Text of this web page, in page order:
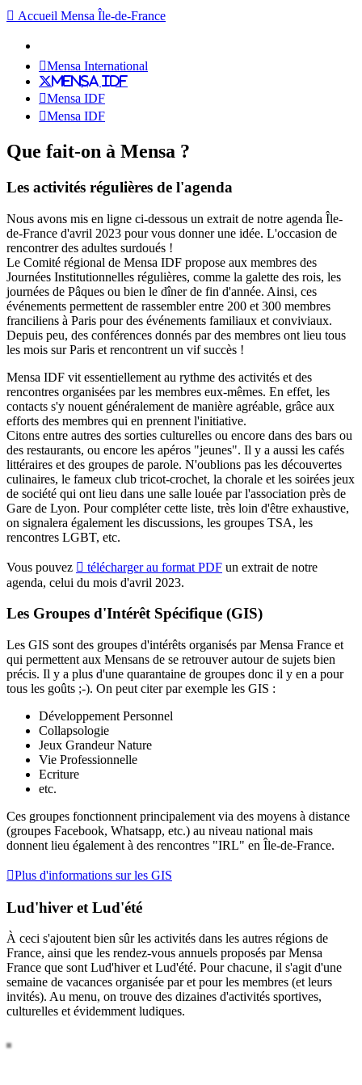
Accueil Mensa Île-de-France
Mensa International
Mensa IDF
Mensa IDF
Mensa IDF
Que fait-on à Mensa ?
Les activités régulières de l'agenda
Nous avons mis en ligne ci-dessous un extrait de notre agenda Île-
de-France d'avril 2023 pour vous donner une idée. L'occasion de
rencontrer des adultes surdoués !
Le Comité régional de Mensa IDF propose aux membres des
Journées Institutionnelles régulières, comme la galette des rois, les
journées de Pâques ou bien le dîner de fin d'année. Ainsi, ces
événements permettent de rassembler entre 200 et 300 membres
franciliens à Paris pour des événements familiaux et conviviaux.
Depuis peu, des conférences donnés par des membres ont lieu tous
les mois sur Paris et rencontrent un vif succès !
Mensa IDF vit essentiellement au rythme des activités et des
rencontres organisées par les membres eux-mêmes. En effet, les
contacts s'y nouent généralement de manière agréable, grâce aux
efforts des membres qui en prennent l'initiative.
Citons entre autres des sorties culturelles ou encore dans des bars ou
des restaurants, ou encore les apéros "jeunes". Il y a aussi les cafés
littéraires et des groupes de parole. N'oublions pas les découvertes
culinaires, le fameux club tricot-crochet, la chorale et les soirées jeux
de société qui ont lieu dans une salle louée par l'association près de
Gare de Lyon. Pour compléter cette liste, très loin d'être exhaustive,
on signalera également les discussions, les groupes TSA, les
rencontres LGBT, etc.
Vous pouvez télécharger au format PDF un extrait de notre
agenda, celui du mois d'avril 2023.
Les Groupes d'Intérêt Spécifique (GIS)
Les GIS sont des groupes d'intérêts organisés par Mensa France et
qui permettent aux Mensans de se retrouver autour de sujets bien
précis. Il y a plus d'une quarantaine de groupes donc il y en a pour
tous les goûts ;-). On peut citer par exemple les GIS :
Développement Personnel
Collapsologie
Jeux Grandeur Nature
Vie Professionnelle
Ecriture
etc.
Ces groupes fonctionnent principalement via des moyens à distance
(groupes Facebook, Whatsapp, etc.) au niveau national mais
donnent lieu également à des rencontres "IRL" en Île-de-France.
Plus d'informations sur les GIS
Lud'hiver et Lud'été
À ceci s'ajoutent bien sûr les activités dans les autres régions de
France, ainsi que les rendez-vous annuels proposés par Mensa
France que sont Lud'hiver et Lud'été. Pour chacune, il s'agit d'une
semaine de vacances organisée par et pour les membres (et leurs
invités). Au menu, on trouve des dizaines d'activités sportives,
culturelles et évidemment ludiques.